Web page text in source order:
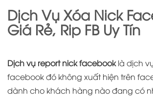
Dịch Vụ Xóa Nick
Giá Rẻ, Rip FB Uy Tín
Dịch vụ report nick facebooklà dịch
facebook đó không xuất hiện trên
dành cho khách hàng nào đang có